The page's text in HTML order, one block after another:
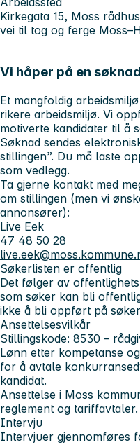
Kirkegata 15, Moss
vei til tog og ferge
Vi håper på en
Et mangfoldig
rikere arbeidsmiljø. Vi
motiverte kandidater til å
Søknad sendes
stillingen”. Du må laste
som vedlegg.
Ta gjerne kontakt med
om stillingen (men vi
annonsører):
Live Eek
47 48 50 28
Søkerlisten er offentlig
Det følger av
som søker kan bli
ikke å bli oppført på
Ansettelsesvilkår
Stillingskode: 8530 –
Lønn etter kompetanse
for å avtale
kandidat.
Ansettelse i Moss
reglement og
Intervju
Intervjuer gjennomføres